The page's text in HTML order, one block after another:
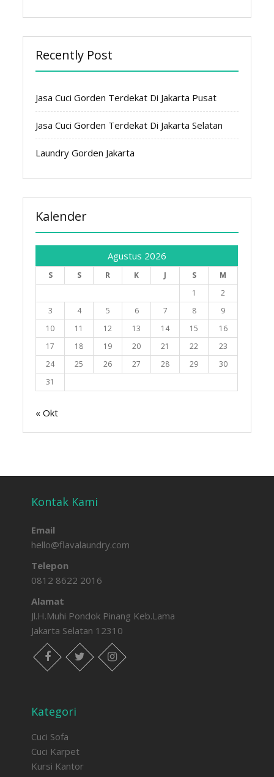
Recently Post
Jasa Cuci Gorden Terdekat Di Jakarta Pusat
Jasa Cuci Gorden Terdekat Di Jakarta Selatan
Laundry Gorden Jakarta
Kalender
Agustus 2026
S S R K J S
M
1
2
3
4 5 6 7 8
9
10
11 12 13 14 15
16
17
18 19 20 21 22
23
24
25 26 27 28 29
30
31
« Okt
Kontak Kami
Email
hello@flavalaundry.com
Telepon
0812 8622 2016
Alamat
Jl.H.Muhi Pondok Pinang Keb.Lama
Jakarta Selatan 12310
facebook twitter instagram
Kategori
Cuci Sofa
Cuci Karpet
Kursi Kantor